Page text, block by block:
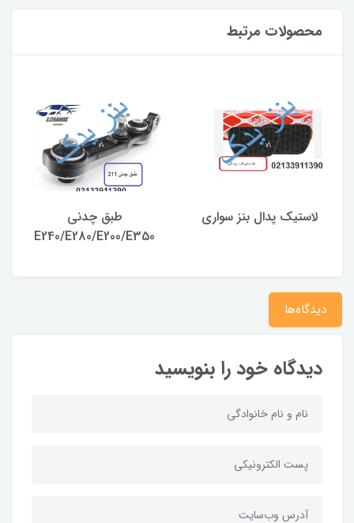
محصولات مرتبط
لاستیک پدال بنز سواری
طبق چدنی
E240/E280/E200/E350
دیدگاه‌ها
دیدگاه خود را بنویسید